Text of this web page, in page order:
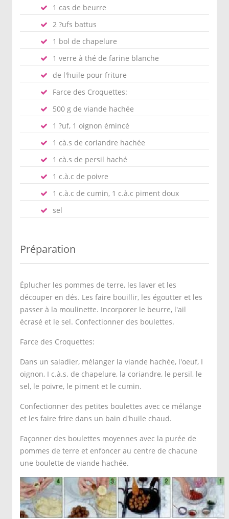
1 cas de beurre
2 ?ufs battus
1 bol de chapelure
1 verre à thé de farine blanche
de l'huile pour friture
Farce des Croquettes:
500 g de viande hachée
1 ?uf, 1 oignon émincé
1 cà.s de coriandre hachée
1 cà.s de persil haché
1 c.à.c de poivre
1 c.à.c de cumin, 1 c.à.c piment doux
sel
Préparation
Éplucher les pommes de terre, les laver et les
découper en dés. Les faire bouillir, les égoutter et les
passer à la moulinette. Incorporer le beurre, l'ail
écrasé et le sel. Confectionner des boulettes.
Farce des Croquettes:
Dans un saladier, mélanger la viande hachée, l'oeuf, I
oignon, I c.à.s. de chapelure, la coriandre, le persil, le
sel, le poivre, le piment et le cumin.
Confectionner des petites boulettes avec ce mélange
et les faire frire dans un bain d'huile chaud.
Façonner des boulettes moyennes avec la purée de
pommes de terre et enfoncer au centre de chacune
une boulette de viande hachée.
Faire de même pour le reste des boulettes. Enrober les
boulettes de pommes de terre fourrées dans la farine, les
tremper dans l'oeuf battu puis dans la chapelure.